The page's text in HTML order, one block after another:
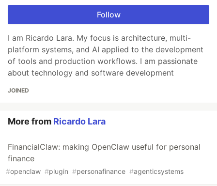
Follow
I am Ricardo Lara. My focus is architecture, multi-
platform systems, and AI applied to the development
of tools and production workflows. I am passionate
about technology and software development
JOINED
More from Ricardo Lara
FinancialClaw: making OpenClaw useful for personal
finance
#openclaw #plugin #personafinance #agenticsystems